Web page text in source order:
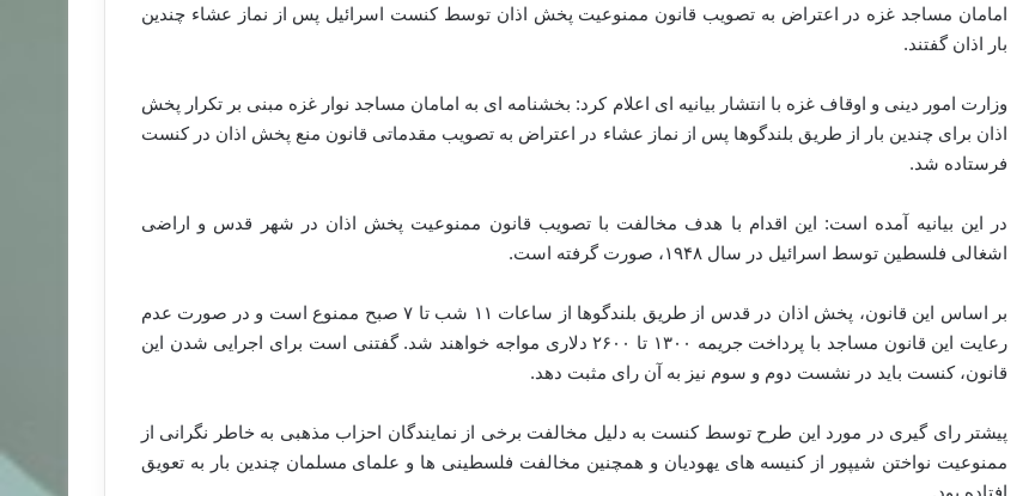
امامان مساجد غزه در اعتراض به تصویب قانون ممنوعیت پخش اذان توسط کنست اسرائیل پس از نماز عشاء چندین
بار اذان گفتند.
وزارت امور دینی و اوقاف غزه با انتشار بیانیه ای اعلام کرد: بخشنامه ای به امامان مساجد نوار غزه مبنی بر تکرار پخش
اذان برای چندین بار از طریق بلندگوها پس از نماز عشاء در اعتراض به تصویب مقدماتی قانون منع پخش اذان در کنست
فرستاده شد.
در این بیانیه آمده است: این اقدام با هدف مخالفت با تصویب قانون ممنوعیت پخش اذان در شهر قدس و اراضی
اشغالی فلسطین توسط اسرائیل در سال ۱۹۴۸، صورت گرفته است.
بر اساس این قانون، پخش اذان در قدس از طریق بلندگوها از ساعات ۱۱ شب تا ۷ صبح ممنوع است و در صورت عدم
رعایت این قانون مساجد با پرداخت جریمه ۱۳۰۰ تا ۲۶۰۰ دلاری مواجه خواهند شد. گفتنی است برای اجرایی شدن این
قانون، کنست باید در نشست دوم و سوم نیز به آن رای مثبت دهد.
پیشتر رای گیری در مورد این طرح توسط کنست به دلیل مخالفت برخی از نمایندگان احزاب مذهبی به خاطر نگرانى از
ممنوعیت نواختن شیپور از کنیسه هاى یهودیان و همچنین مخالفت فلسطینی ها و علمای مسلمان چندین بار به تعویق
افتاده بود.